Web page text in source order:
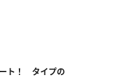
ト！ タイプの